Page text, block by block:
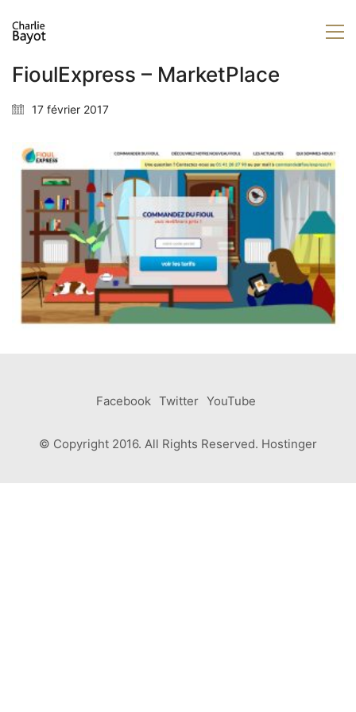
FioulExpress – MarketPlace
17 février 2017
Facebook Twitter YouTube
© Copyright 2016. All Rights Reserved. Hostinger